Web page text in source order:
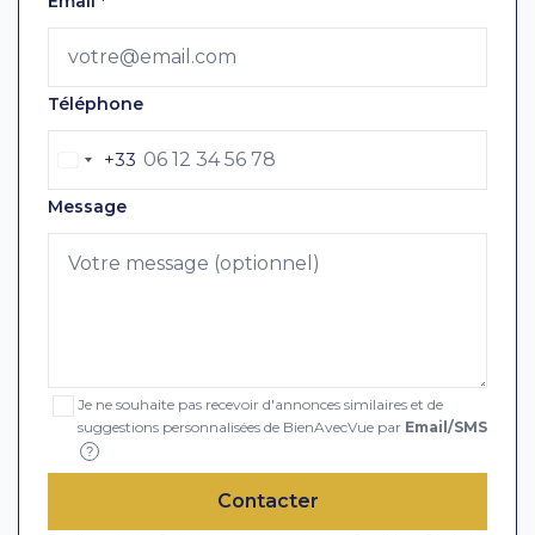
Téléphone
+33
Message
Je ne souhaite pas recevoir d'annonces similaires et de
suggestions personnalisées de BienAvecVue par Email/SMS
?
Contacter